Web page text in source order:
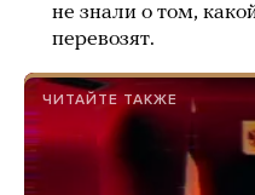
не знали о том,
перевозят.
ЧИТАЙТЕ ТАКЖЕ